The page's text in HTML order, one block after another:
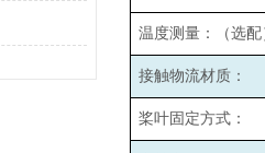
温度测量：（选配
接触物流材质：
桨叶固定方式：